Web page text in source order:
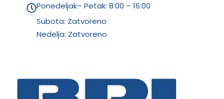
Ponedeljak– Petak: 8:00 – 16:00
Subota: Zatvoreno
Nedelja: Zatvoreno